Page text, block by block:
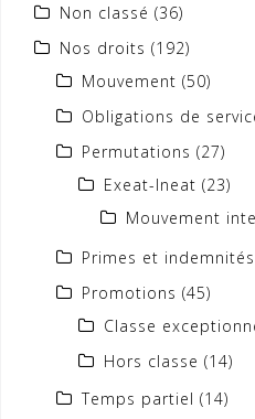
Non classé (36)
Nos droits (192)
Mouvement (50)
Obligations de
Permutations (27)
Exeat-Ineat (23)
Mouvement
Primes et indemnités
Promotions (45)
Classe
Hors classe (14)
Temps partiel (14)